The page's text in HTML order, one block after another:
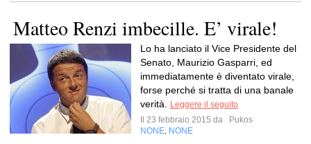
Matteo Renzi imbecille. E’ virale!
Lo ha lanciato il Vice Presidente del
Senato, Maurizio Gasparri, ed
immediatamente è diventato virale,
forse perché si tratta di una banale
verità.
Leggere il seguito
Il 23 febbraio 2015 da
Pukos
NONE NONE